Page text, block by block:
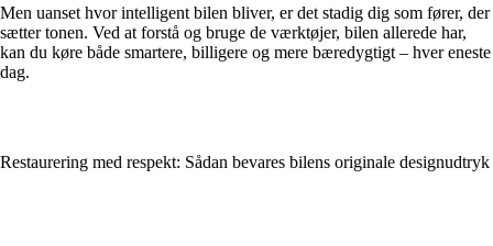
Men uanset hvor intelligent bilen bliver, er det stadig dig som fører, der
sætter tonen. Ved at forstå og bruge de værktøjer, bilen allerede har,
kan du køre både smartere, billigere og mere bæredygtigt – hver eneste
dag.
Restaurering med respekt: Sådan bevares bilens originale designudtryk